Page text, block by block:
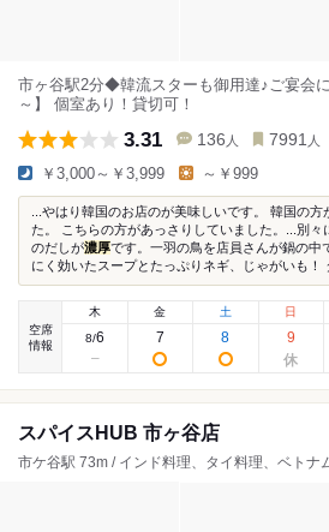
市ヶ谷駅2分◆韓流スターも御用達♪ご宴会
～】 個室あり！貸切可！
3.31 136 人 7991 人
￥3,000～￥3,999 ～￥999
...やはり韓国のお店のが美味しいです。 韓国の方
た。 こちらの方があっさりしていました。...別々
のだしが濃厚です。一羽の鳥を店員さんが鍋の中
にく効いたスープとたっぷりネギ、じゃがいも！
空席
情報
木
8/6
金
7
土
8
日
9
スパイスHUB 市ヶ谷店
市ケ谷駅 73m / インド料理、タイ料理、ベトナ